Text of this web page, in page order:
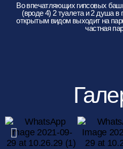
Во впечатляющих гипсовых
(вроде 4) 2 туалета и 2 душа в
открытым видом выходит на
частная